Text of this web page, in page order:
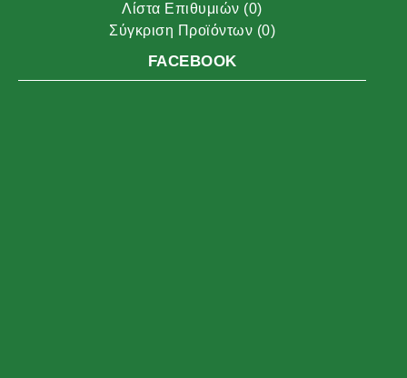
Λίστα Επιθυμιών (0)
Σύγκριση Προϊόντων (0)
FACEBOOK